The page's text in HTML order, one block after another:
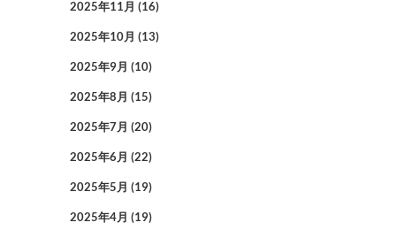
2025年11月 (16)
2025年10月 (13)
2025年9月 (10)
2025年8月 (15)
2025年7月 (20)
2025年6月 (22)
2025年5月 (19)
2025年4月 (19)